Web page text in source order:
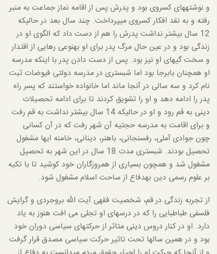
و نوشته­های کسروی بود و پدرش پس از اقامه نماز جماعت به منبر
رفته و به نقد افکار کسروی می­پرداخت. چند سال بعد در حالی­که
12 سال بیشتر نداشت پدرش را هم از دست داد که الگوی او در
زندگی بود و در عین حال مرگ پدر برای او به­نوعی رهایی از اقتدار
و سخت گی­های او نیز بود. پس از دست دادن پدر با اینکه مدرسه
او همچنان بابرجا بود اما شبستری در مدرسه دولتی فیوضات ثبت
نام کرد و سه سالی در آنجا ماند اما خانواده خواستند که پسر راه
پدر را ادامه دهد و او را تشویق کردند تا برای ادامه تحصیلات
دینی به قم رود و او در حالی­که 14 سال بیشتر نداشت به قم رفت
و برای اقامت به مدرسه حجتیه آن شهر رفت که در آن کسانی
چون جوادی آملی، رفسنجانی، باهنر، دینانی، خامنه ای­ها مشغول
تحصیل بودند. شبستری مدت 18 سال در این شهر به تحصیل
مشغول شد و همچون بسیاری از هم­روزگاران خود کوشید تا با تکیه
بر علوم رسمی دین به­دفاع از ساحت اسلام مشغول شود.
از تجربه زندگی در قم، شخصیت فقهی آیت الله بروجردی و گرایش
فلسفی طباطبایی را که در درس­های او تجلی می افت هنوز به یاد
دارد. او در کنار دروس دینی متاثر از حرکت­های سیاسی دوران خود
بود و در همین سال­ها تحت تاثیر حرکت سیاسی مصدق قرار گرفت